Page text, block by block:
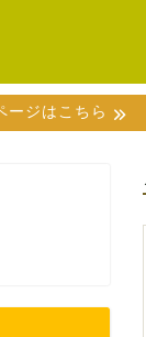
ージはこちら